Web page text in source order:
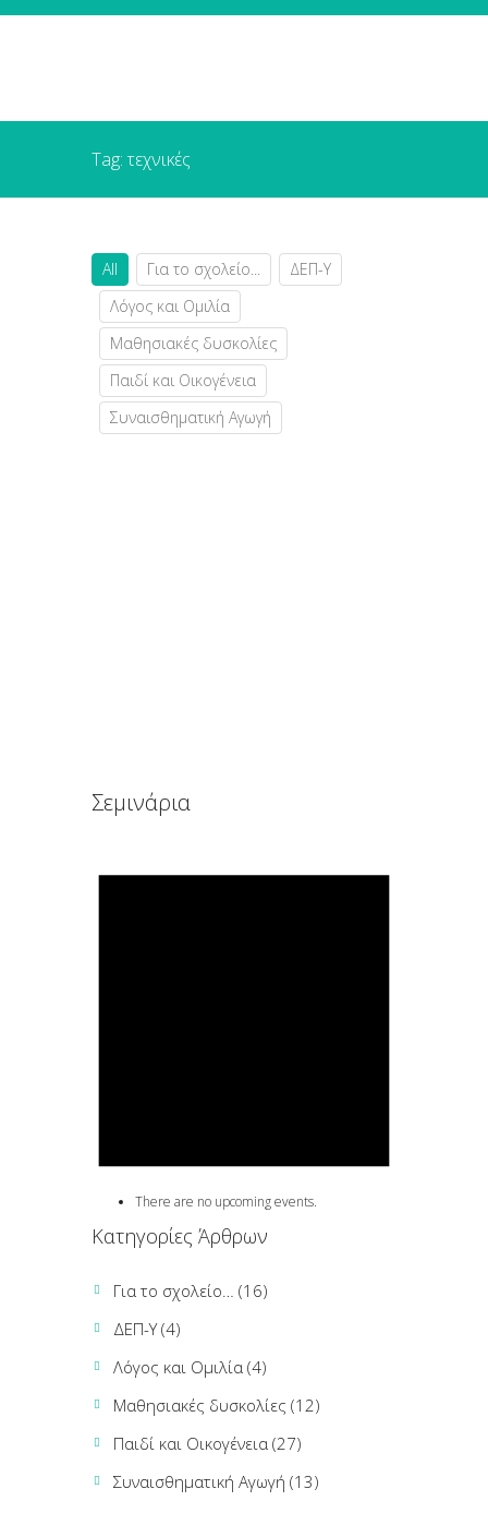
Tag: τεχνικές
All Για το σχολείο...
ΔΕΠ-Υ
Λόγος και Ομιλία
Μαθησιακές δυσκολίες
Παιδί και Οικογένεια
Συναισθηματική Αγωγή
Σεμινάρια
There are no upcoming events.
Κατηγορίες Άρθρων
Για το σχολείο… (16)
ΔΕΠ-Υ(4)
Λόγος και Ομιλία (4)
Μαθησιακές δυσκολίες (12)
Παιδί και Οικογένεια (27)
Συναισθηματική Αγωγή (13)